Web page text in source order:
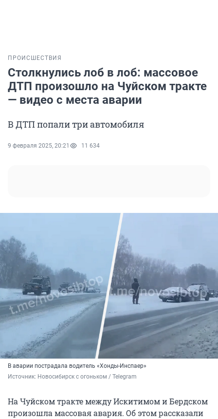
ПРОИСШЕСТВИЯ
Столкнулись лоб в лоб: массовое
ДТП произошло на Чуйском тракте
— видео с места аварии
В ДТП попали три автомобиля
9 февраля 2025, 20:21 11 634
В аварии пострадала водитель «Хонды-Инспаер»
Источник: Новосибирск с огоньком / Telegram
На Чуйском тракте между Искитимом и Бердском
произошла массовая авария. Об этом рассказали